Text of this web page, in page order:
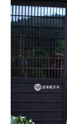
業」，同時他們
鋪 匠之宿)」。